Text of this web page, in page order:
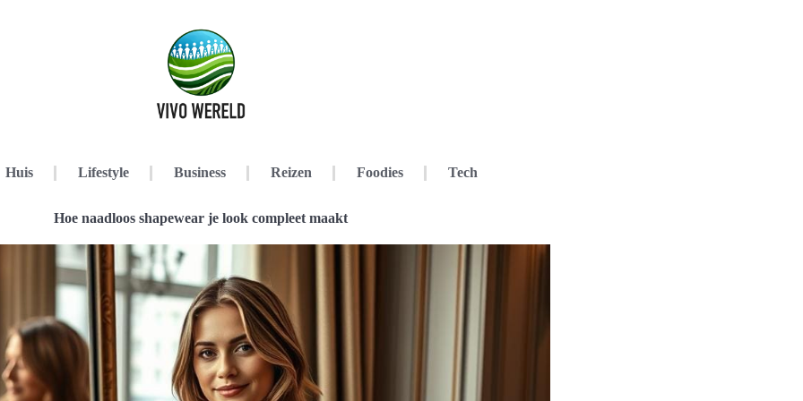
Huis Lifestyle Business Reizen Foodies Tech
Hoe naadloos shapewear je look compleet maakt